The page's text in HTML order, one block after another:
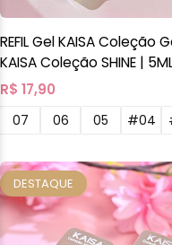
REFIL Gel KAISA Coleção
KAISA Coleção SHINE |
R$ 17,90
07 06 05 #04
DESTAQUE